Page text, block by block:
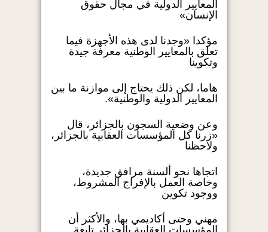
المعايير الدولية في مجال حقوق
الإنسان»
مؤكدا «وجدنا لدى هذه الأجهزة فيما
تعلق بالمعايير الوطنية معرفة جيدة
وتكوينا
هاما، لكن ذلك يحتاج إلى موازنة ما بين
المعايير الدولية والوطنية».
وعن وضعية السجون بالجزائر، قال
«زرنا كل المؤسسات العقابية بالجزائر،
ولاحظنا
اتجاها نحو ألسنة مرافق جديدة،
وخاصة العمل بالإفراج المشروط،
ووجود تكوين
مهني وحتى أكاديمي بها، والأكثر أن
المؤسسات العقابية بالجزائر تابعة